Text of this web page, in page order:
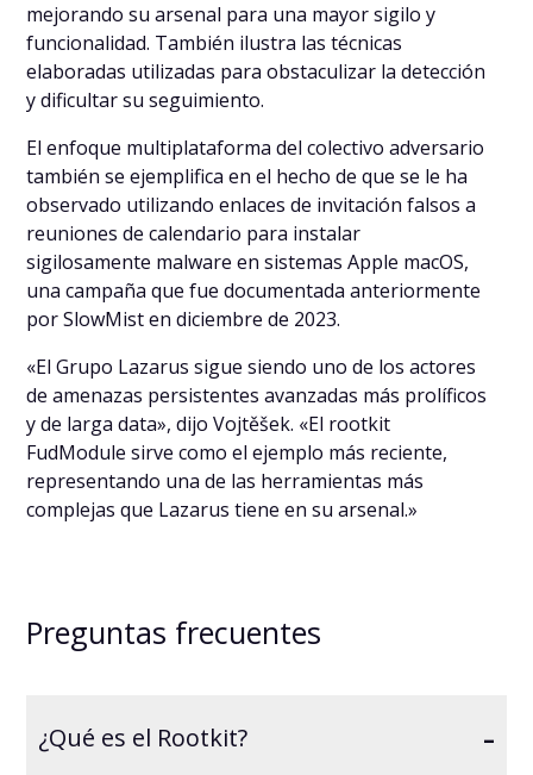
mejorando su arsenal para una mayor sigilo y
funcionalidad. También ilustra las técnicas
elaboradas utilizadas para obstaculizar la detección
y dificultar su seguimiento.
El enfoque multiplataforma del colectivo adversario
también se ejemplifica en el hecho de que se le ha
observado utilizando enlaces de invitación falsos a
reuniones de calendario para instalar
sigilosamente malware en sistemas Apple macOS,
una campaña que fue documentada anteriormente
por SlowMist en diciembre de 2023.
«El Grupo Lazarus sigue siendo uno de los actores
de amenazas persistentes avanzadas más prolíficos
y de larga data», dijo Vojtěšek. «El rootkit
FudModule sirve como el ejemplo más reciente,
representando una de las herramientas más
complejas que Lazarus tiene en su arsenal.»
Preguntas frecuentes
¿Qué es el Rootkit? -